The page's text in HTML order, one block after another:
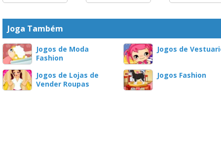
Joga Também
Jogos de Moda
Fashion
Jogos de
Jogos de Lojas de
Vender Roupas
Jogos Fashion